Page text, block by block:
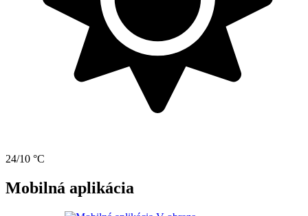
24/10 °C
Mobilná aplikácia